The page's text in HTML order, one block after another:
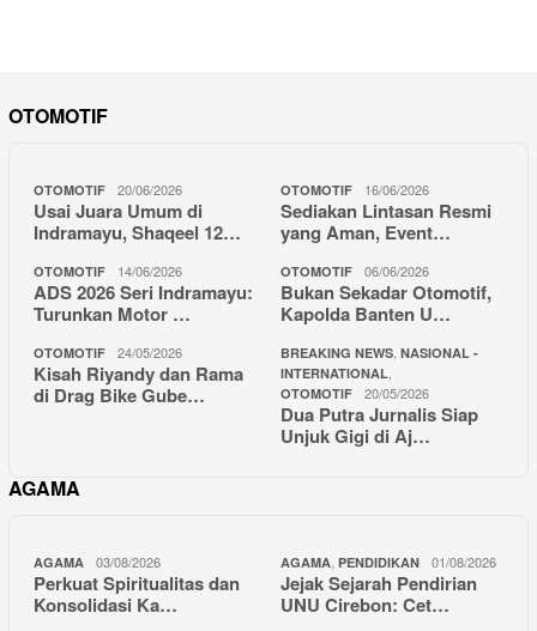
OTOMOTIF
OTOMOTIF 20/06/2026
Usai Juara Umum di
Indramayu, Shaqeel 12…
OTOMOTIF 16/06/2026
Sediakan Lintasan Resmi
yang Aman, Event…
OTOMOTIF 14/06/2026
ADS 2026 Seri Indramayu:
Turunkan Motor …
OTOMOTIF 06/06/2026
Bukan Sekadar Otomotif,
Kapolda Banten U…
OTOMOTIF 24/05/2026
Kisah Riyandy dan Rama
di Drag Bike Gube…
BREAKING NEWS NASIONAL -
INTERNATIONAL
OTOMOTIF 20/05/2026
Dua Putra Jurnalis Siap
Unjuk Gigi di Aj…
AGAMA
AGAMA 03/08/2026
Perkuat Spiritualitas dan
Konsolidasi Ka…
AGAMA PENDIDIKAN 01/08/2026
Jejak Sejarah Pendirian
UNU Cirebon: Cet…